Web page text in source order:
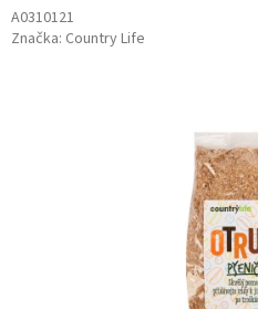
A0310121
Značka: Country Life